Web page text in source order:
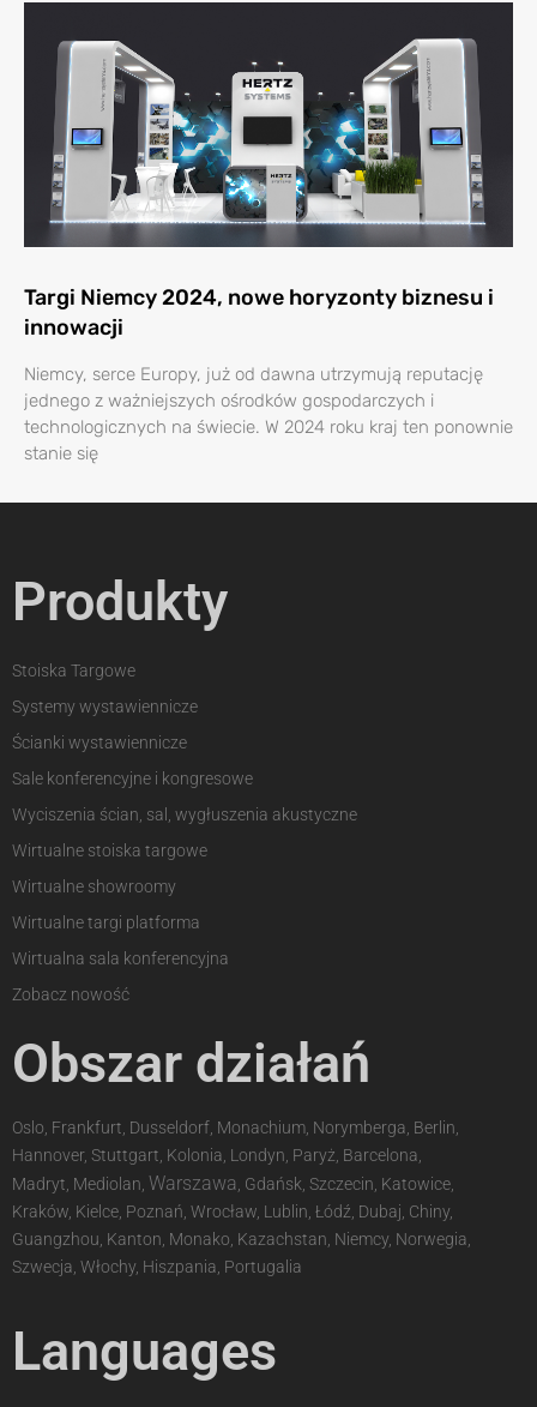
Targi Niemcy 2024, nowe horyzonty biznesu i
innowacji
Niemcy, serce Europy, już od dawna utrzymują reputację
jednego z ważniejszych ośrodków gospodarczych i
technologicznych na świecie. W 2024 roku kraj ten ponownie
stanie się
Produkty
Stoiska Targowe
Systemy wystawiennicze
Ścianki wystawiennicze
Sale konferencyjne i kongresowe
Wyciszenia ścian, sal, wygłuszenia akustyczne
Wirtualne stoiska targowe
Wirtualne showroomy
Wirtualne targi platforma
Wirtualna sala konferencyjna
Zobacz nowość
Obszar działań
Oslo, Frankfurt, Dusseldorf, Monachium, Norymberga, Berlin,
Hannover, Stuttgart, Kolonia, Londyn, Paryż, Barcelona,
Madryt, Mediolan, Warszawa , Gdańsk, Szczecin, Katowice,
Kraków, Kielce, Poznań, Wrocław, Lublin, Łódź, Dubaj, Chiny,
Guangzhou, Kanton, Monako, Kazachstan, Niemcy, Norwegia,
Szwecja, Włochy, Hiszpania, Portugalia
Languages